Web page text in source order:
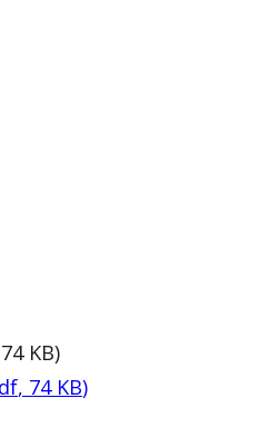
74 KB)
, 74 KB)